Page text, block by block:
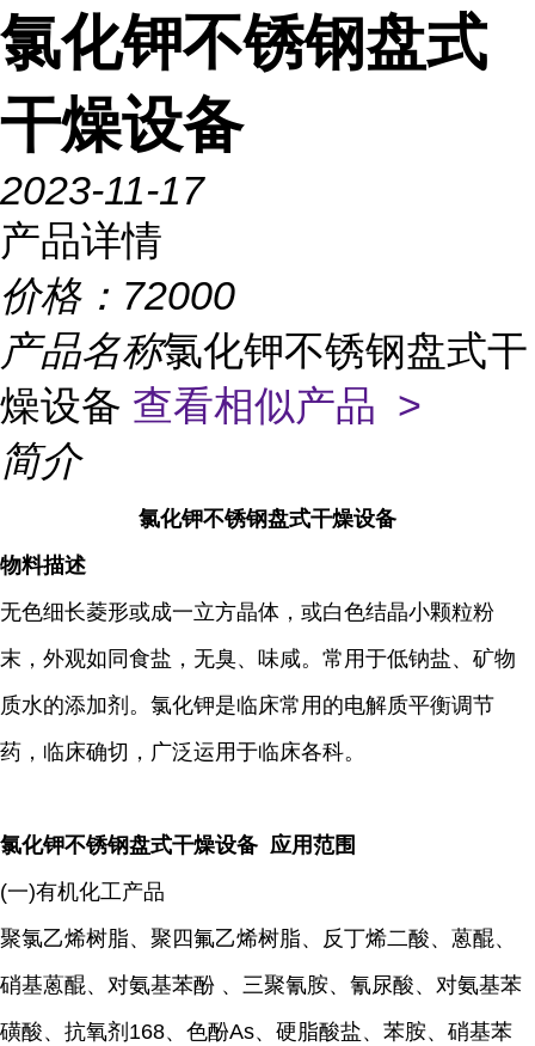
氯化钾不锈钢盘式
干燥设备
2023-11-17
产品详情
价格： 72000
产品名称氯化钾不锈钢盘式干
燥设备 查看相似产品 >
简介
氯化钾不锈钢盘式干燥设备
物料描述
无色细长菱形或成一立方晶体，或白色结晶小颗粒粉
末，外观如同食盐，无臭、味咸。常用于低钠盐、矿物
质水的添加剂。氯化钾是临床常用的电解质平衡调节
药，临床确切，广泛运用于临床各科。
氯化钾不锈钢盘式干燥设备 应用范围
(一)有机化工产品
聚氯乙烯树脂、聚四氟乙烯树脂、反丁烯二酸、蒽醌、
硝基蒽醌、对氨基苯酚 、三聚氰胺、氰尿酸、对氨基苯
磺酸、抗氧剂168、色酚As、硬脂酸盐、苯胺、硝基苯